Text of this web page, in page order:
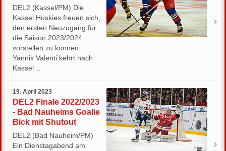
DEL2 (Kassel/PM) Die
Kassel Huskies freuen sich,
den ersten Neuzugang für
die Saison 2023/2024
vorstellen zu können:
Yannik Valenti kehrt nach
Kassel…
19. April 2023
DEL2 Finale 2022/2023
- Bad Nauheims Goalie
Bick mit Shutout
DEL2 (Bad Nauheim/PM)
Ein Dienstagabend am